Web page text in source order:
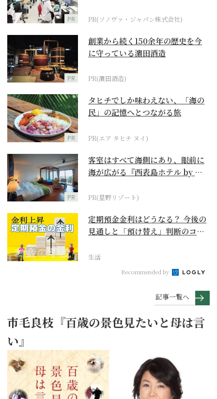
PR PR(ソノヴァ・ジャパン株式会社)
PR
創業から続く150余年の歴史を今
に守っている濵田酒造
PR(濵田酒造)
PR
タヒチでしか味わえない、「海の
民」の記憶へとつながる旅
PR(エア タヒチ ヌイ)
PR
客室はすべて海側にあり、眼前に
海が広がる『西表島ホテル by 星
PR(星野リゾート)
定期預金金利はどうなる？ 今後の
見通しと「預け替え」判断のコツ
生活
Recommended by
記事一覧へ
市毛良枝『百歳の景色見たいと母は言
い』